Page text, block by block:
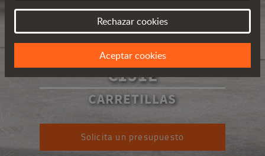
C151E
CARRETILLAS
Solicita un presupuesto
Rechazar cookies
Aceptar cookies